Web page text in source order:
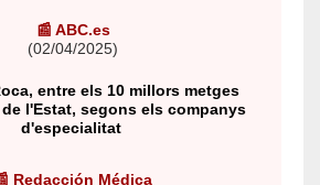
📰 ABC.es
(02/04/2025)
entre els 10 millors metges
l'Estat, segons els companys
d'especialitat
Redacción Médica